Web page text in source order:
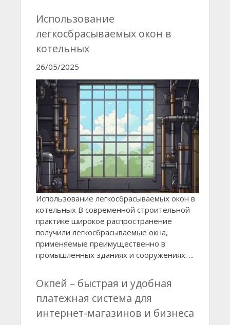
Использование
легкосбрасываемых окон в
котельных
26/05/2025
Использование легкосбрасываемых окон в
котельных В современной строительной
практике широкое распространение
получили легкосбрасываемые окна,
применяемые преимущественно в
промышленных зданиях и сооружениях. ...
Окпей – быстрая и удобная
платежная система для
интернет-магазинов и бизнеса